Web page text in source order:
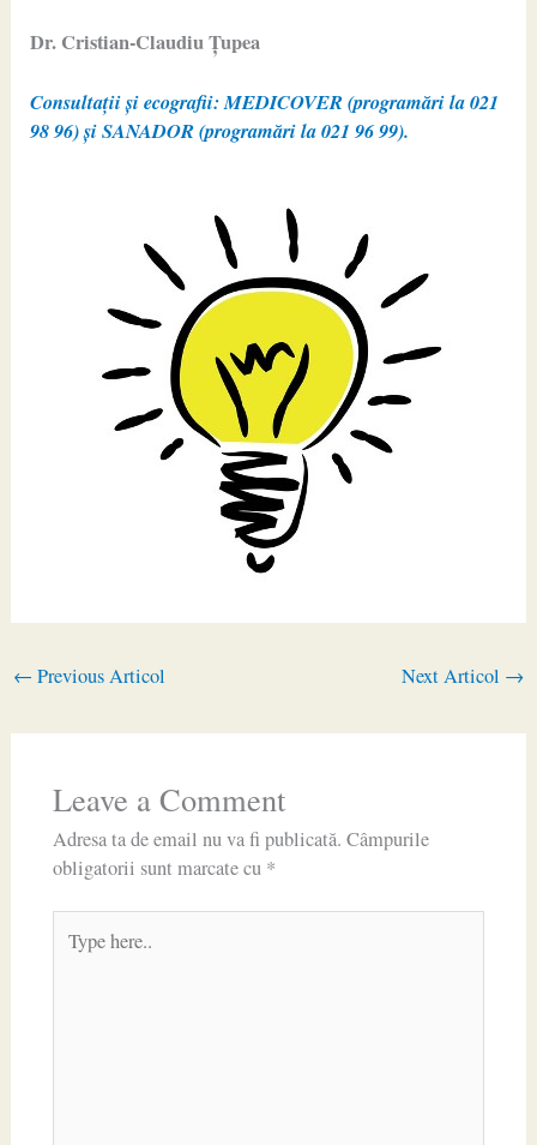
Dr. Cristian-Claudiu Ţupea
Consultații și ecografii: MEDICOVER (programări la 021
98 96) și SANADOR (programări la 021 96 99).
← Previous Articol Next Articol →
Leave a Comment
Adresa ta de email nu va fi publicată. Câmpurile
obligatorii sunt marcate cu *
here..